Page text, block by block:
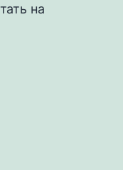
на